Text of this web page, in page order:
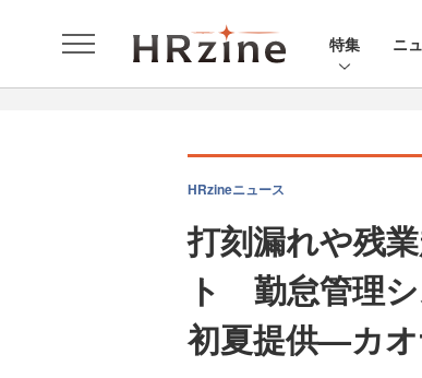
特集 ニ
HRzineニュース
打刻漏れや残
ト 勤怠管理
初夏提供—カ